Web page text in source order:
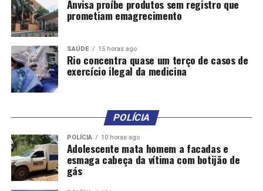
Anvisa proíbe produtos sem registro que
prometiam emagrecimento
SAÚDE 15 horas ago
Rio concentra quase um terço de casos de
exercício ilegal da medicina
POLÍCIA
POLÍCIA 10 horas ago
Adolescente mata homem a facadas e
esmaga cabeça da vítima com botijão de
gás